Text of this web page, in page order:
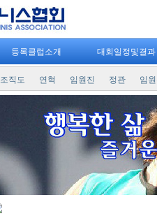
등록클럽소개 대회일정및결
조직도 연혁 임원진 정관 임